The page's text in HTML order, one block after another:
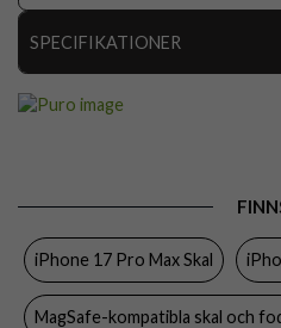
SPECIFIKATIONER
Färg
iPhone 17 Pro Max Skal
MagSafe-kompatibla skal och